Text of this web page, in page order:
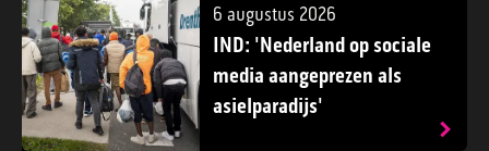
6 augustus 2026
IND: 'Nederland op sociale
media aangeprezen als
asielparadijs'